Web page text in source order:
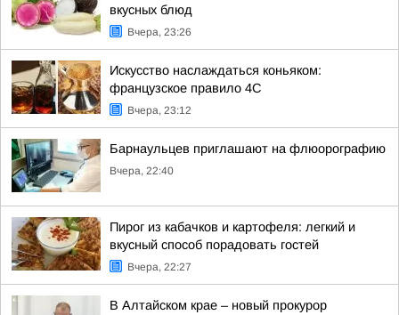
вкусных блюд
Вчера, 23:26
Искусство наслаждаться коньяком:
французское правило 4С
Вчера, 23:12
Барнаульцев приглашают на флюорографию
Вчера, 22:40
Пирог из кабачков и картофеля: легкий и
вкусный способ порадовать гостей
Вчера, 22:27
В Алтайском крае – новый прокурор